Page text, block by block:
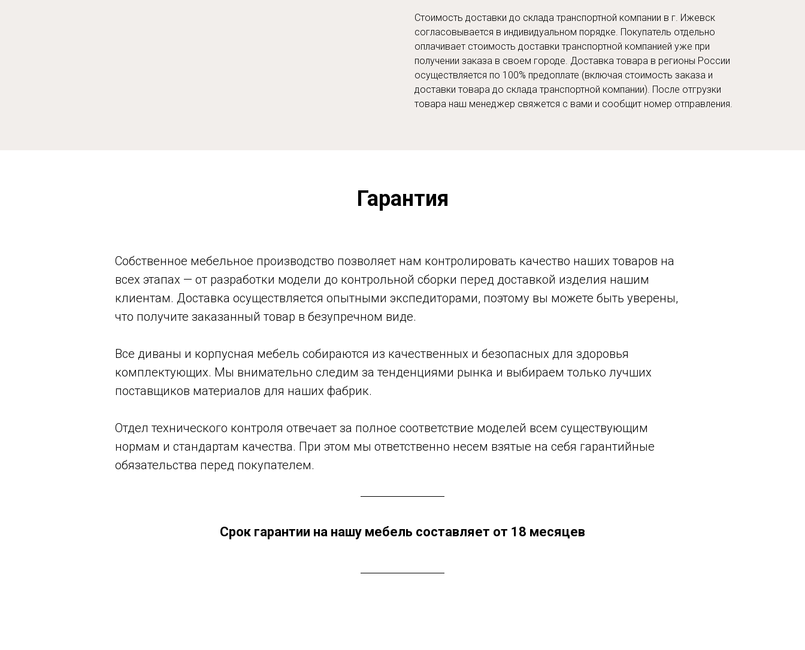
Стоимость доставки до склада транспортной компании в г. Ижевск
согласовывается в индивидуальном порядке. Покупатель отдельно
оплачивает стоимость доставки транспортной компанией уже при
получении заказа в своем городе. Доставка товара в регионы России
осуществляется по 100% предоплате (включая стоимость заказа и
доставки товара до склада транспортной компании). После отгрузки
товара наш менеджер свяжется с вами и сообщит номер отправления.
Гарантия
Собственное мебельное производство позволяет нам контролировать качество наших товаров на
всех этапах — от разработки модели до контрольной сборки перед доставкой изделия нашим
клиентам. Доставка осуществляется опытными экспедиторами, поэтому вы можете быть уверены,
что получите заказанный товар в безупречном виде.
Все диваны и корпусная мебель собираются из качественных и безопасных для здоровья
комплектующих. Мы внимательно следим за тенденциями рынка и выбираем только лучших
поставщиков материалов для наших фабрик.
Отдел технического контроля отвечает за полное соответствие моделей всем существующим
нормам и стандартам качества. При этом мы ответственно несем взятые на себя гарантийные
обязательства перед покупателем.
Срок гарантии на нашу мебель составляет от 18 месяцев